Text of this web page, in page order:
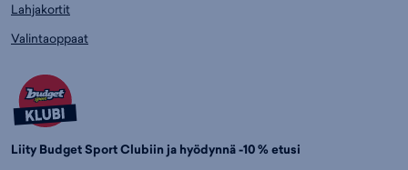
Lahjakortit
Valintaoppaat
Liity Budget Sport Clubiin ja hyödynnä -10 % etusi